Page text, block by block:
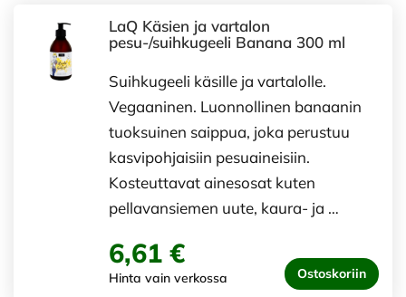
LaQ Käsien ja vartalon
pesu-/suihkugeeli Banana 300 ml
Suihkugeeli käsille ja vartalolle.
Vegaaninen. Luonnollinen banaanin
tuoksuinen saippua, joka perustuu
kasvipohjaisiin pesuaineisiin.
Kosteuttavat ainesosat kuten
pellavansiemen uute, kaura- ja …
6,61 €
Hinta vain verkossa Ostoskoriin